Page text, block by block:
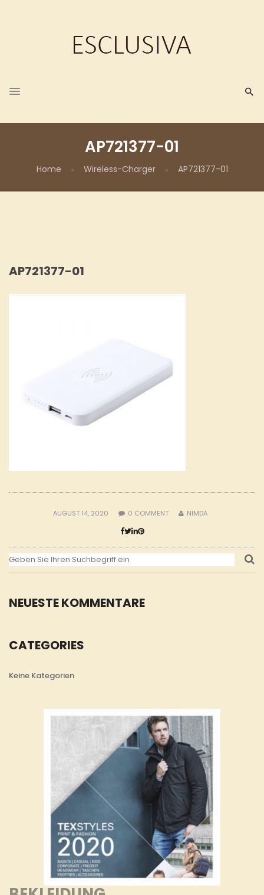
AP721377-01
Home Wireless-Charger AP721377-01
NEUESTE KOMMENTARE
CATEGORIES
Keine Kategorien
AP721377-01
AUGUST 14, 2020 0 COMMENT NIMDA